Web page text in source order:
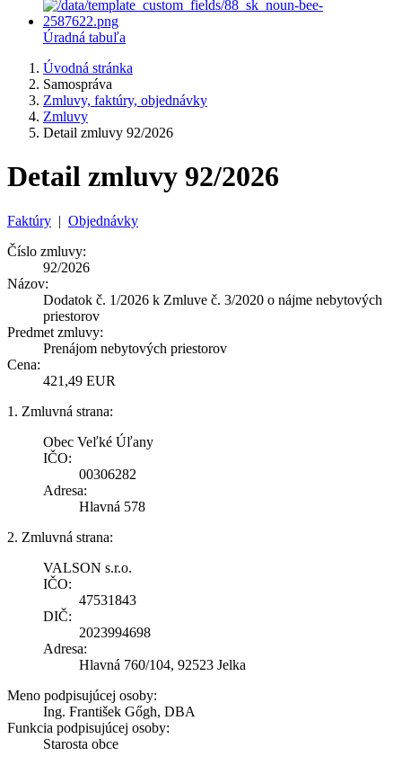
Úradná tabuľa
Úvodná stránka
Samospráva
Zmluvy, faktúry, objednávky
Zmluvy
Detail zmluvy 92/2026
Detail zmluvy 92/2026
Faktúry | Objednávky
Číslo zmluvy:
92/2026
Názov:
Dodatok č. 1/2026 k Zmluve č. 3/2020 o nájme nebytových
priestorov
Predmet zmluvy:
Prenájom nebytových priestorov
Cena:
421,49 EUR
1. Zmluvná strana:
Obec Veľké Úľany
IČO:
00306282
Adresa:
Hlavná 578
2. Zmluvná strana:
VALSON s.r.o.
IČO:
47531843
DIČ:
2023994698
Adresa:
Hlavná 760/104, 92523 Jelka
Meno podpisujúcej osoby:
Ing. František Gőgh, DBA
Funkcia podpisujúcej osoby:
Starosta obce